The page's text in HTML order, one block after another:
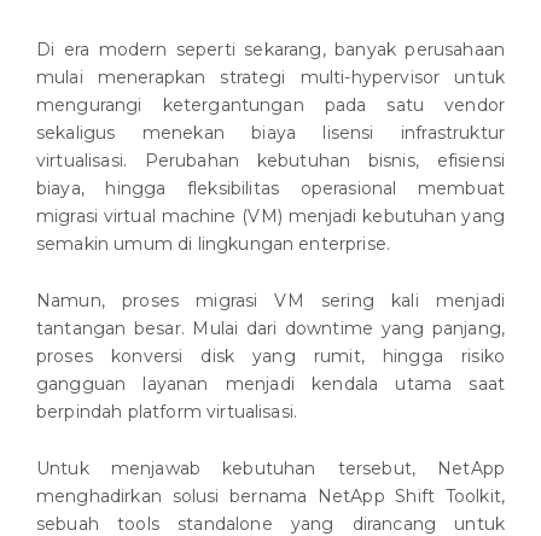
Di era modern seperti sekarang, banyak perusahaan
mulai menerapkan strategi multi-hypervisor untuk
mengurangi ketergantungan pada satu vendor
sekaligus menekan biaya lisensi infrastruktur
virtualisasi. Perubahan kebutuhan bisnis, efisiensi
biaya, hingga fleksibilitas operasional membuat
migrasi virtual machine (VM) menjadi kebutuhan yang
semakin umum di lingkungan enterprise.
Namun, proses migrasi VM sering kali menjadi
tantangan besar. Mulai dari downtime yang panjang,
proses konversi disk yang rumit, hingga risiko
gangguan layanan menjadi kendala utama saat
berpindah platform virtualisasi.
Untuk menjawab kebutuhan tersebut, NetApp
menghadirkan solusi bernama NetApp Shift Toolkit,
sebuah tools standalone yang dirancang untuk